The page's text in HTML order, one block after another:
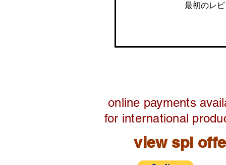
最初のレ
online payments
for international
view spl